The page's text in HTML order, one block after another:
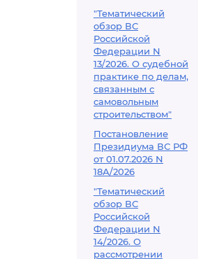
"Тематический
обзор ВС
Российской
Федерации N
13/2026. О судебной
практике по делам,
связанным с
самовольным
строительством"
Постановление
Президиума ВС РФ
от 01.07.2026 N
18А/2026
"Тематический
обзор ВС
Российской
Федерации N
14/2026. О
рассмотрении